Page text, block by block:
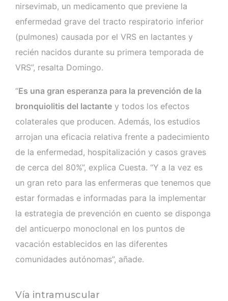
nirsevimab, un medicamento que previene la
enfermedad grave del tracto respiratorio inferior
(pulmones) causada por el VRS en lactantes y
recién nacidos durante su primera temporada de
VRS”, resalta Domingo.
“Es una gran esperanza para la prevención de la
bronquiolitis del lactante y todos los efectos
colaterales que producen. Además, los estudios
arrojan una eficacia relativa frente a padecimiento
de la enfermedad, hospitalización y casos graves
de cerca del 80%”, explica Cuesta. “Y a la vez es
un gran reto para las enfermeras que tenemos que
estar formadas e informadas para la implementar
la estrategia de prevención en cuento se disponga
del anticuerpo monoclonal en los puntos de
vacación establecidos en las diferentes
comunidades autónomas”, añade.
Vía intramuscular